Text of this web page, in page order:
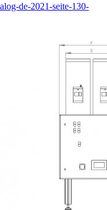
de-2021-seite-130-